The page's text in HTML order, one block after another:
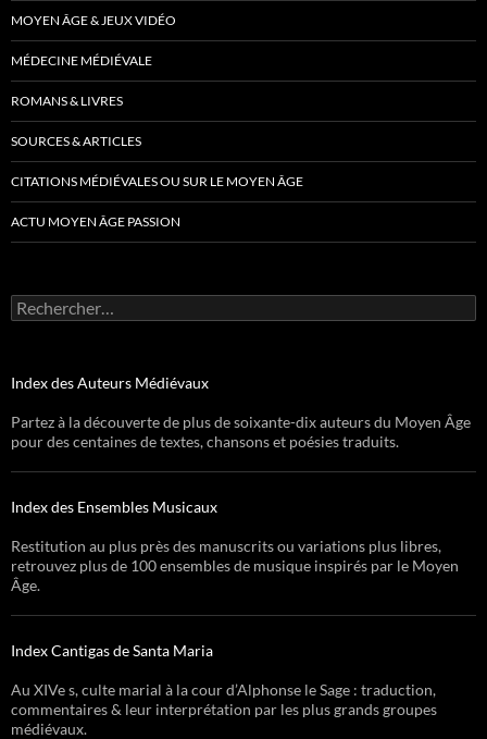
MOYEN ÂGE & JEUX VIDÉO
MÉDECINE MÉDIÉVALE
ROMANS & LIVRES
SOURCES & ARTICLES
CITATIONS MÉDIÉVALES OU SUR LE MOYEN ÂGE
ACTU MOYEN ÂGE PASSION
Rechercher :
Index des Auteurs Médiévaux
Partez à la découverte de plus de soixante-dix auteurs du Moyen Âge
pour des centaines de textes, chansons et poésies traduits.
Index des Ensembles Musicaux
Restitution au plus près des manuscrits ou variations plus libres,
retrouvez plus de 100 ensembles de musique inspirés par le Moyen
Âge.
Index Cantigas de Santa Maria
Au XIVe s, culte marial à la cour d’Alphonse le Sage : traduction,
commentaires & leur interprétation par les plus grands groupes
médiévaux.